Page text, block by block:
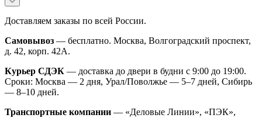
Доставляем заказы по всей России.
Самовывоз — бесплатно. Москва, Волгоградский проспект,
д. 42, корп. 42А.
Курьер СДЭК — доставка до двери в будни с 9:00 до 19:00.
Сроки: Москва — 2 дня, Урал/Поволжье — 5–7 дней, Сибирь
— 8–10 дней.
Транспортные компании — «Деловые Линии», «ПЭК»,